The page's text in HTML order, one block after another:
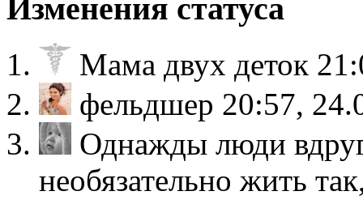
Изменения статуса
Мама двух деток
фельдшер 20:57,
Однажды люди
необязательно жить